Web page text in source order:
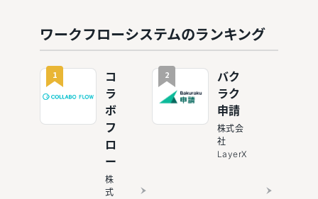
企業にも
対応
選を比
較！費用
相場も解
説
め15選を
解説
ワークフローシステムのランキング
1
コ
ラ
ボ
フ
ロ
ー
株
式
2
バク
ラク
申請
株式会
社
LayerX